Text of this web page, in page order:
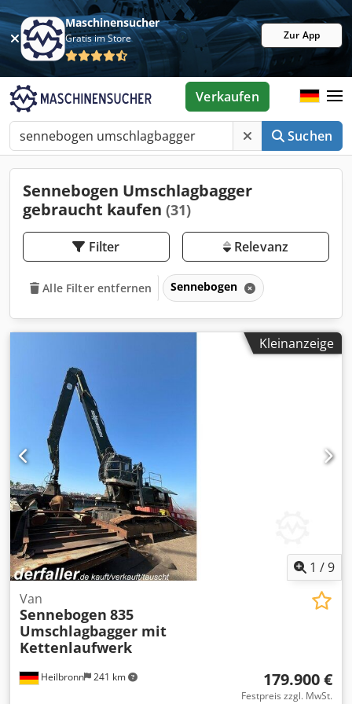
Maschinensucher
Gratis im Store Zur App
Suchen
Verkaufen
Sennebogen Umschlagbagger
gebraucht kaufen (31)
Filter Relevanz
Alle Filter entfernen Sennebogen
Kleinanzeige
1 /9
Heilbronn 241 km
Van
Sennebogen 835
Umschlagbagger mit
Kettenlaufwerk
179.900 €
Festpreis zzgl. MwSt.